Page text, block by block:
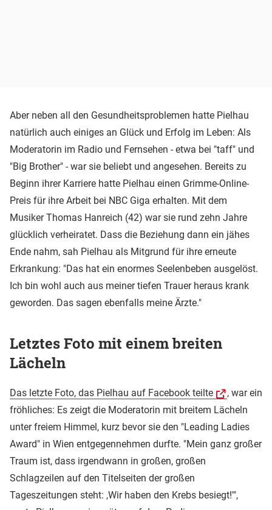
Aber neben all den Gesundheitsproblemen hatte Pielhau
natürlich auch einiges an Glück und Erfolg im Leben: Als
Moderatorin im Radio und Fernsehen - etwa bei "taff" und
"Big Brother" - war sie beliebt und angesehen. Bereits zu
Beginn ihrer Karriere hatte Pielhau einen Grimme-Online-
Preis für ihre Arbeit bei NBC Giga erhalten. Mit dem
Musiker Thomas Hanreich (42) war sie rund zehn Jahre
glücklich verheiratet. Dass die Beziehung dann ein jähes
Ende nahm, sah Pielhau als Mitgrund für ihre erneute
Erkrankung: "Das hat ein enormes Seelenbeben ausgelöst.
Ich bin wohl auch aus meiner tiefen Trauer heraus krank
geworden. Das sagen ebenfalls meine Ärzte."
Letztes Foto mit einem breiten
Lächeln
Das letzte Foto, das Pielhau auf Facebook teilte
, war ein
fröhliches: Es zeigt die Moderatorin mit breitem Lächeln
unter freiem Himmel, kurz bevor sie den "Leading Ladies
Award" in Wien entgegennehmen durfte. "Mein ganz großer
Traum ist, dass irgendwann in großen, großen
Schlagzeilen auf den Titelseiten der großen
Tageszeitungen steht: ,Wir haben den Krebs besiegt!'",